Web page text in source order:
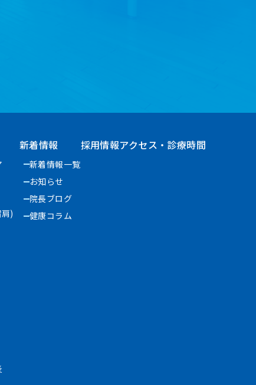
)
新着情報
新着情報一覧
お知らせ
院長ブログ
健康コラム
採用情報アクセス・診療時間